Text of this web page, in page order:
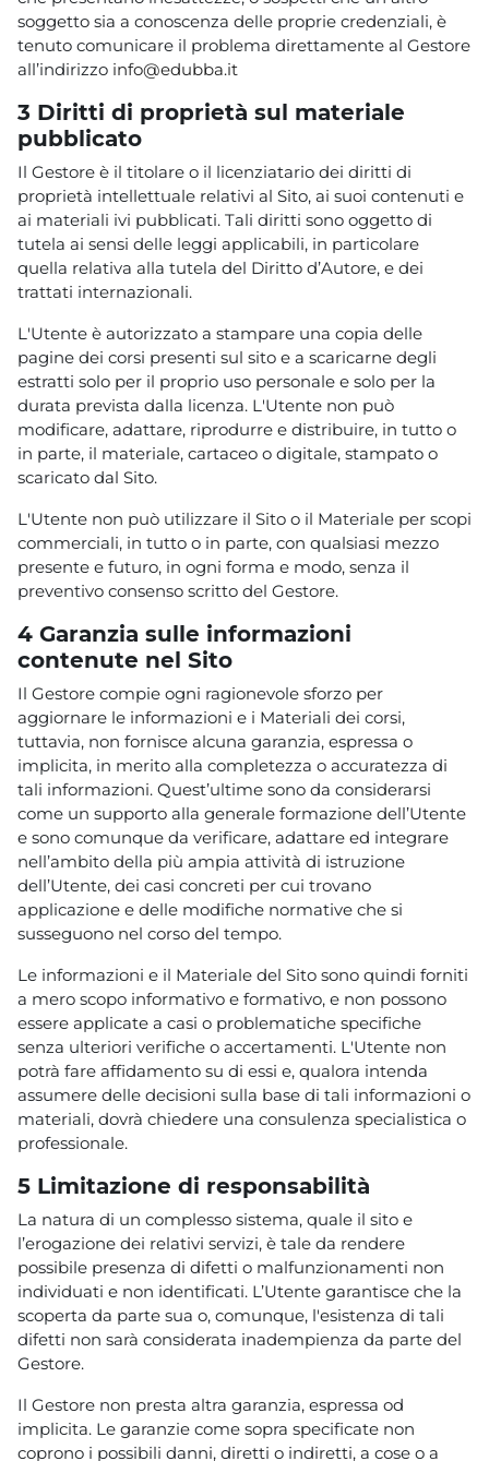
soggetto sia a conoscenza delle proprie credenziali, è
tenuto comunicare il problema direttamente al Gestore
all’indirizzo info@edubba.it
3 Diritti di proprietà sul materiale
pubblicato
Il Gestore è il titolare o il licenziatario dei diritti di
proprietà intellettuale relativi al Sito, ai suoi contenuti e
ai materiali ivi pubblicati. Tali diritti sono oggetto di
tutela ai sensi delle leggi applicabili, in particolare
quella relativa alla tutela del Diritto d’Autore, e dei
trattati internazionali.
L'Utente è autorizzato a stampare una copia delle
pagine dei corsi presenti sul sito e a scaricarne degli
estratti solo per il proprio uso personale e solo per la
durata prevista dalla licenza. L'Utente non può
modificare, adattare, riprodurre e distribuire, in tutto o
in parte, il materiale, cartaceo o digitale, stampato o
scaricato dal Sito.
L'Utente non può utilizzare il Sito o il Materiale per scopi
commerciali, in tutto o in parte, con qualsiasi mezzo
presente e futuro, in ogni forma e modo, senza il
preventivo consenso scritto del Gestore.
4 Garanzia sulle informazioni
contenute nel Sito
Il Gestore compie ogni ragionevole sforzo per
aggiornare le informazioni e i Materiali dei corsi,
tuttavia, non fornisce alcuna garanzia, espressa o
implicita, in merito alla completezza o accuratezza di
tali informazioni. Quest’ultime sono da considerarsi
come un supporto alla generale formazione dell’Utente
e sono comunque da verificare, adattare ed integrare
nell’ambito della più ampia attività di istruzione
dell’Utente, dei casi concreti per cui trovano
applicazione e delle modifiche normative che si
susseguono nel corso del tempo.
Le informazioni e il Materiale del Sito sono quindi forniti
a mero scopo informativo e formativo, e non possono
essere applicate a casi o problematiche specifiche
senza ulteriori verifiche o accertamenti. L'Utente non
potrà fare affidamento su di essi e, qualora intenda
assumere delle decisioni sulla base di tali informazioni o
materiali, dovrà chiedere una consulenza specialistica o
professionale.
5 Limitazione di responsabilità
La natura di un complesso sistema, quale il sito e
l’erogazione dei relativi servizi, è tale da rendere
possibile presenza di difetti o malfunzionamenti non
individuati e non identificati. L’Utente garantisce che la
scoperta da parte sua o, comunque, l'esistenza di tali
difetti non sarà considerata inadempienza da parte del
Gestore.
Il Gestore non presta altra garanzia, espressa od
implicita. Le garanzie come sopra specificate non
coprono i possibili danni, diretti o indiretti, a cose o a